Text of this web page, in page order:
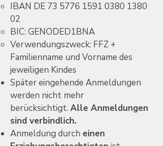
IBAN DE 73 5776 1591 0380 1380
02
BIC: GENODED1BNA
Verwendungszweck: FFZ +
Familienname und Vorname des
jeweiligen Kindes
Später eingehende Anmeldungen
werden nicht mehr
berücksichtigt. Alle Anmeldungen
sind verbindlich.
Anmeldung durch einen